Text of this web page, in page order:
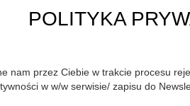
POLITYKA
nam przez Ciebie w trakcie procesu
w w/w serwisie/ zapisu do